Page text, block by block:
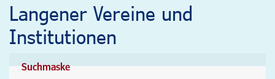
Langener Vereine und
Institutionen
Suchmaske